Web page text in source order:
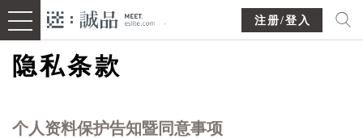
注册/登入
隐私条款
个人资料保护告知暨同意事项